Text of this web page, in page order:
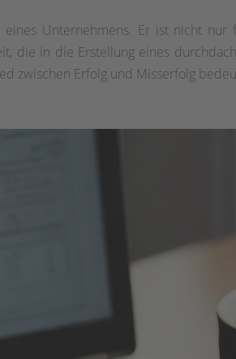
Unternehmens. Er ist nicht nur
die in die Erstellung eines
zwischen Erfolg und Misserfolg